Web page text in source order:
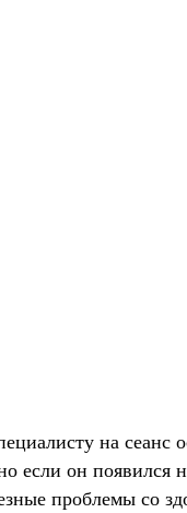
на сеанс
он появился
проблемы со